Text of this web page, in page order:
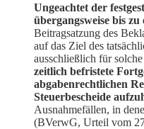
Ungeachtet der
übergangsweise bis
Beitragsatzung des
auf das Ziel des
ausschließlich für
zeitlich befristete
abgabenrechtlichen
Steuerbescheide
Ausnahmefällen, in
(BVerwG, Urteil vom